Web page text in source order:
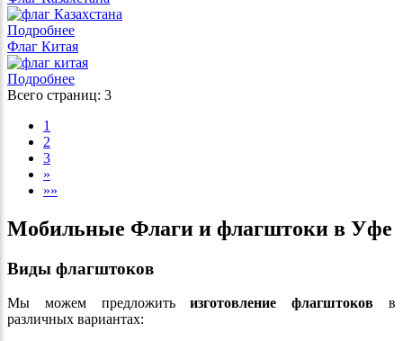
Подробнее
Флаг Китая
Подробнее
Всего страниц: 3
1
2
3
»
»»
Мобильные Флаги и флагштоки в Уфе
Виды флагштоков
Мы можем предложитьизготовление флагштоков в
различных вариантах: